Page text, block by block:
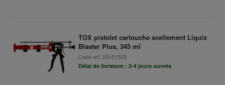
TOX pistolet cartouche scellement Liquix
Blaster Plus, 345 ml
Code art. 23151529
Délai de livraison : 2-4 jours ouvrés